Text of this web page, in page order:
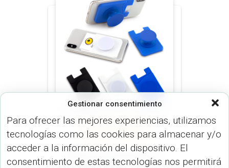
Gestionar consentimiento
Para ofrecer las mejores experiencias, utilizamos
tecnologías como las cookies para almacenar y/o
acceder a la información del dispositivo. El
consentimiento de estas tecnologías nos permitirá
PORTA CELULARES (DISP.
TECNOLÓGICOS) PORTA
TARJETAS (OFICINA)
Portatarjetas Pump TE-